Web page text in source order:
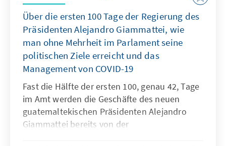
Über die ersten 100 Tage der Regierung des
Präsidenten Alejandro Giammattei, wie
man ohne Mehrheit im Parlament seine
politischen Ziele erreicht und das
Management von COVID-19
Fast die Hälfte der ersten 100, genau 42, Tage
im Amt werden die Geschäfte des neuen
guatemaltekischen Präsidenten Alejandro
Giammattei bereits von der